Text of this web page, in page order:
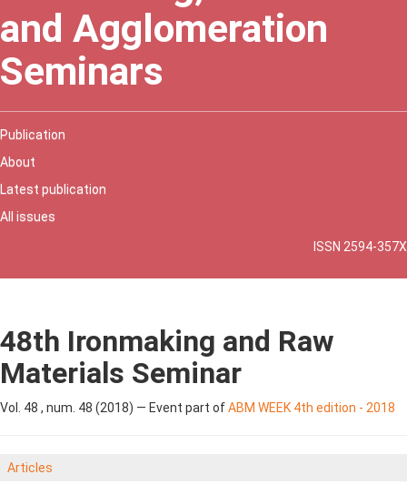
and Agglomeration
Seminars
Publication
About
Latest publication
All issues
ISSN 2594-357X
48th Ironmaking and Raw
Materials Seminar
Vol. 48 , num. 48 (2018) — Event part ofABM WEEK 4th edition - 2018
Articles